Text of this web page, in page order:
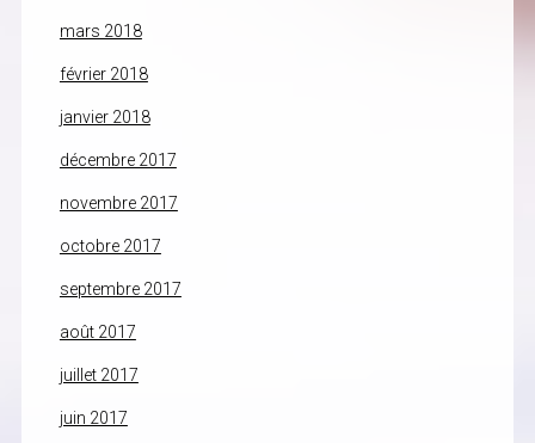
mars 2018
février 2018
janvier 2018
décembre 2017
novembre 2017
octobre 2017
septembre 2017
août 2017
juillet 2017
juin 2017